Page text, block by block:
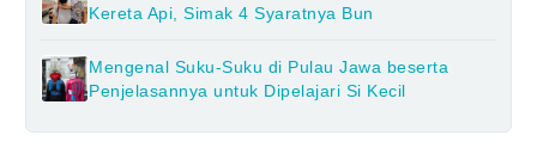
Kereta Api, Simak 4 Syaratnya Bun
Mengenal Suku-Suku di Pulau Jawa beserta
Penjelasannya untuk Dipelajari Si Kecil